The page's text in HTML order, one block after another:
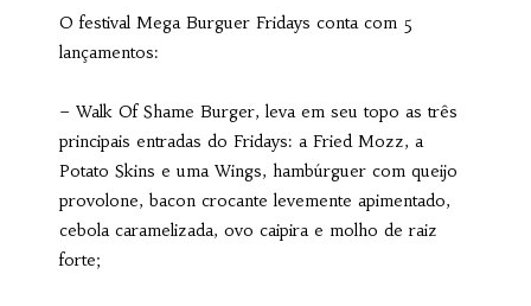
O festival Mega Burguer Fridays conta com 5
lançamentos:
– Walk Of Shame Burger, leva em seu topo as três
principais entradas do Fridays: a Fried Mozz, a
Potato Skins e uma Wings, hambúrguer com queijo
provolone, bacon crocante levemente apimentado,
cebola caramelizada, ovo caipira e molho de raiz
forte;